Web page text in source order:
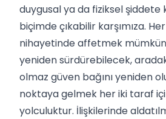
duygusal ya da fiziksel şiddete
biçimde çıkabilir karşımıza.
nihayetinde affetmek
yeniden sürdürebilecek,
olmaz güven bağını yeniden
noktaya gelmek her iki taraf
yolculuktur. İlişkilerinde